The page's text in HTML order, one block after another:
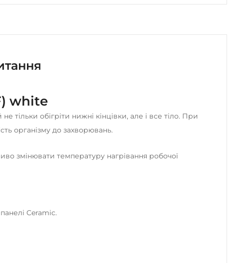
white
тільки обігріти нижні кінцівки, але і все тіло. При
організму до захворювань.
змінювати температуру нагрівання робочої
Ceramic.